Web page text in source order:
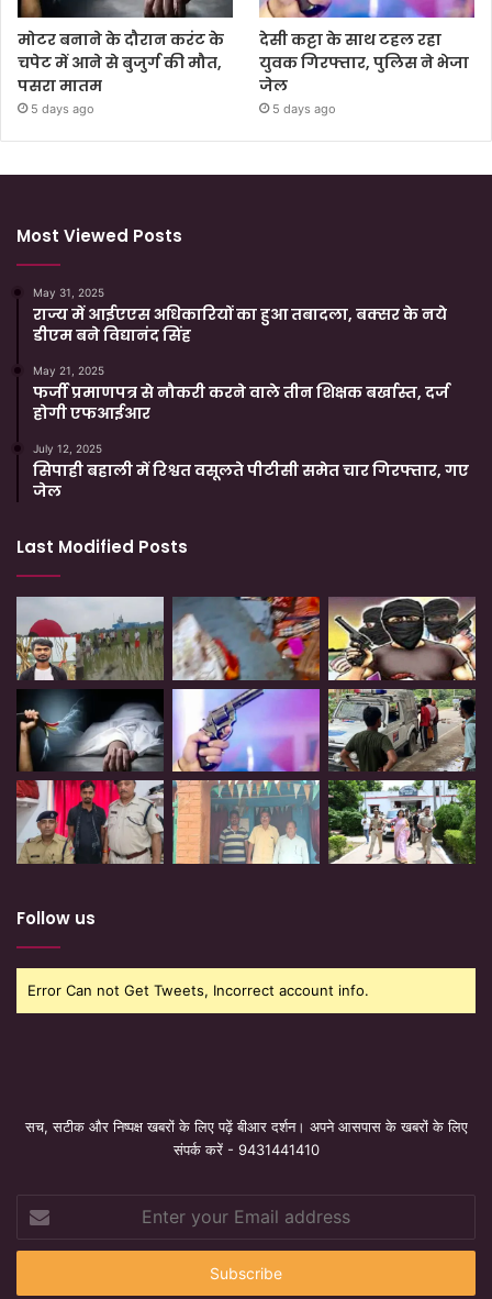
मोटर बनाने के दौरान करंट के
चपेट में आने से बुजुर्ग की मौत,
पसरा मातम
5 days ago
देसी कट्टा के साथ टहल रहा
युवक गिरफ्तार, पुलिस ने भेजा
जेल
5 days ago
Most Viewed Posts
May 31, 2025
राज्य में आईएएस अधिकारियों का हुआ तबादला, बक्सर के नये
डीएम बने विद्यानंद सिंह
May 21, 2025
फर्जी प्रमाणपत्र से नौकरी करने वाले तीन शिक्षक बर्खास्त, दर्ज
होगी एफआईआर
July 12, 2025
सिपाही बहाली में रिश्वत वसूलते पीटीसी समेत चार गिरफ्तार, गए
जेल
Last Modified Posts
Follow us
Error Can not Get Tweets, Incorrect account info.
सच, सटीक और निष्पक्ष खबरों के लिए पढ़ें बीआर दर्शन। अपने आसपास के खबरों के लिए
संपर्क करें - 9431441410
your
Email